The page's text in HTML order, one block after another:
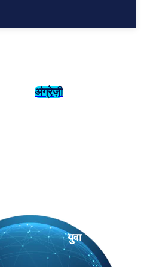
अंग्रेज़ी
युवा